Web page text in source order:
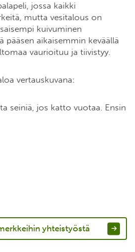
jossa kaikki
mutta vesitalous on
kuivuminen
pääsen aikaisemmin keväällä
vaurioituu ja tiivistyy.
vertauskuvana:
seiniä, jos katto vuotaa. Ensin
yhteistyöstä